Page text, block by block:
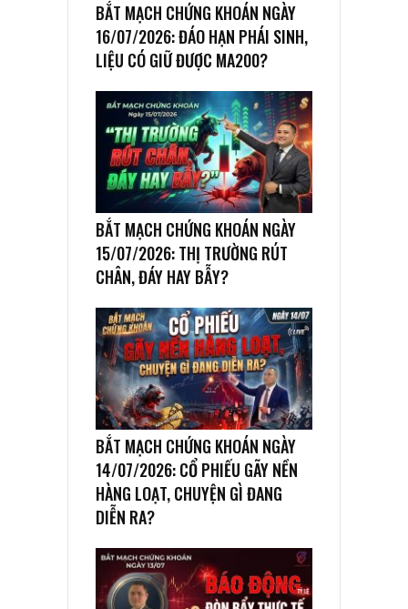
BẮT MẠCH CHỨNG KHOÁN NGÀY
16/07/2026: ĐÁO HẠN PHÁI SINH,
LIỆU CÓ GIỮ ĐƯỢC MA200?
BẮT MẠCH CHỨNG KHOÁN NGÀY
15/07/2026: THỊ TRƯỜNG RÚT
CHÂN, ĐÁY HAY BẪY?
BẮT MẠCH CHỨNG KHOÁN NGÀY
14/07/2026: CỔ PHIẾU GÃY NỀN
HÀNG LOẠT, CHUYỆN GÌ ĐANG
DIỄN RA?